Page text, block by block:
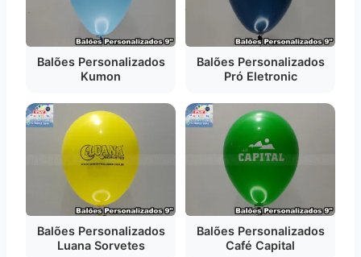
Balões Personalizados
Kumon
Balões Personalizados
Pró Eletronic
Balões Personalizados
Luana Sorvetes
Balões Personalizados
Café Capital